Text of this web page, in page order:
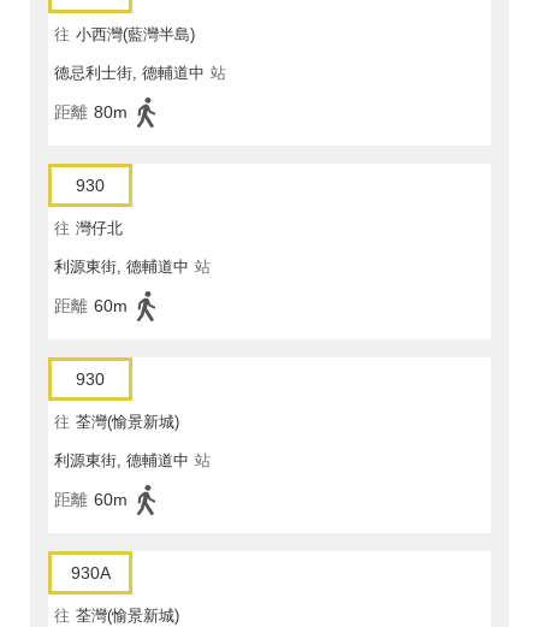
往 小西灣(藍灣半島)
德忌利士街, 德輔道中 站
距離 80m
930
往 灣仔北
利源東街, 德輔道中 站
距離 60m
930
往 荃灣(愉景新城)
利源東街, 德輔道中 站
距離 60m
930A
往 荃灣(愉景新城)